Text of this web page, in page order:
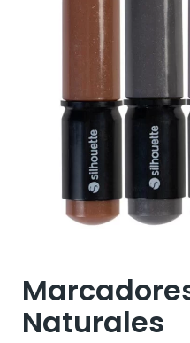
Naturales